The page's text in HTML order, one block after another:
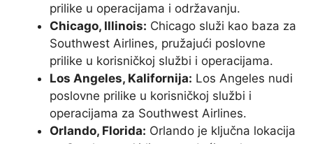
prilike u operacijama i održavanju.
Chicago, Illinois: Chicago služi kao baza za
Southwest Airlines, pružajući poslovne
prilike u korisničkoj službi i operacijama.
Los Angeles, Kalifornija: Los Angeles nudi
poslovne prilike u korisničkoj službi i
operacijama za Southwest Airlines.
Orlando, Florida: Orlando je ključna lokacija